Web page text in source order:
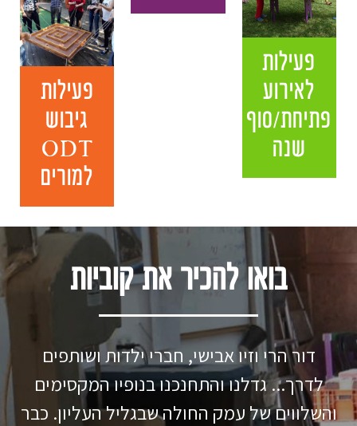
פעילות
לאירוע
פתיחת/סוף
שנה
פעילות
גיבוש
ODT
למורים
בואו להכיר את קוביות
דור הרי וזיו אבישי, חברי ילדות ושותפים
לדרך... גדלנו והתחנכנו בנופיו המקסימים
והשלווים של עמק החולה שבגליל העליון. כבר